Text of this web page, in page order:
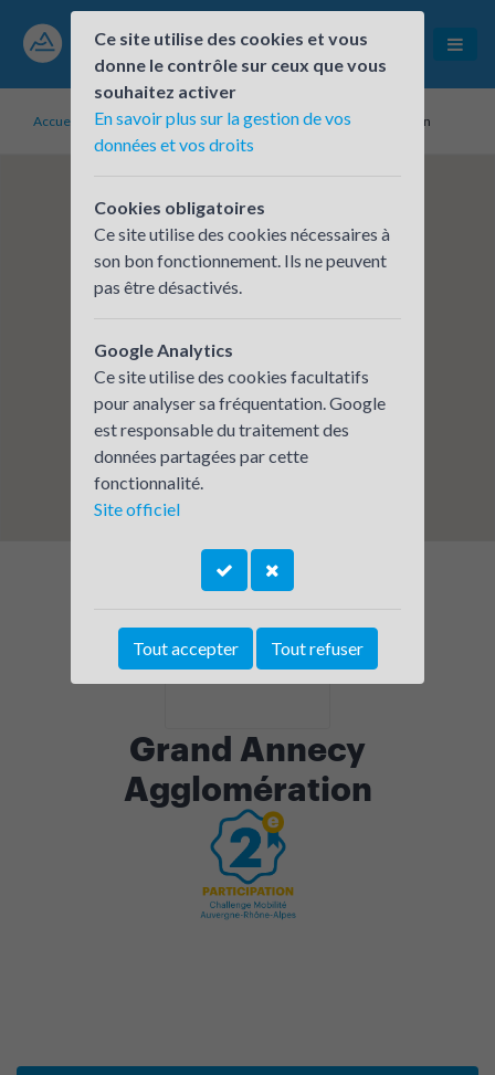
Accueil Établissements inscrits Grand Annecy Agglomération
Grand Annecy
Agglomération
Ce site utilise des cookies et vous
donne le contrôle sur ceux que vous
souhaitez activer
En savoir plus sur la gestion de vos
données et vos droits
Cookies obligatoires
Ce site utilise des cookies nécessaires à
son bon fonctionnement. Ils ne peuvent
pas être désactivés.
Google Analytics
Ce site utilise des cookies facultatifs
pour analyser sa fréquentation. Google
est responsable du traitement des
données partagées par cette
fonctionnalité.
Site officiel
Tout accepter Tout refuser